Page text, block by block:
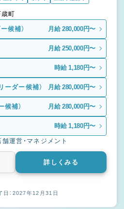
阪市北区 万歳町
候補） 月給 280,000円〜
月給 250,000円〜
時給 1,180円〜
ーダー候補） 月給 280,000円〜
候補） 月給 280,000円〜
時給 1,180円〜
舗運営・マネジメント
詳しくみる
日：2027年12月31日